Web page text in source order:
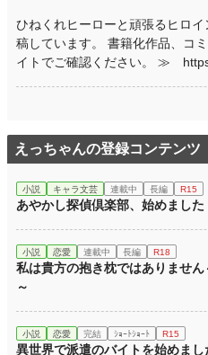
ひねくれヒーローと頑張るヒロ
稿しています。 書籍化作品、コ
イトでご確認ください。 ≫
えっちゃんの登録コンテンツ
小説 キャラ文芸 連載中 長編 R15
あやかし探偵倶楽部、始めました
小説 恋愛 連載中 長編 R18
私は貴方の抱き枕ではありませ
～
小説 恋愛 完結 ｼｮｰﾄｼｮｰﾄ R15
異世界で派遣のバイトを始めま